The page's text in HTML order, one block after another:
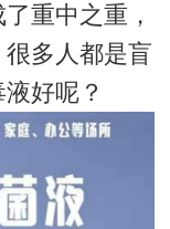
重中之重，
多人都是盲
好呢？